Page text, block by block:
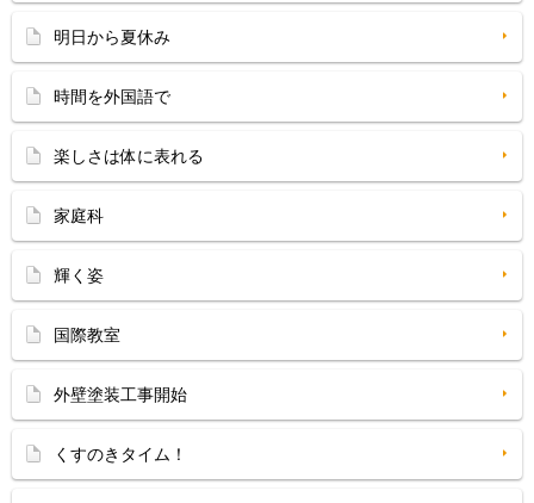
明日から夏休み
時間を外国語で
楽しさは体に表れる
家庭科
輝く姿
国際教室
外壁塗装工事開始
くすのきタイム！